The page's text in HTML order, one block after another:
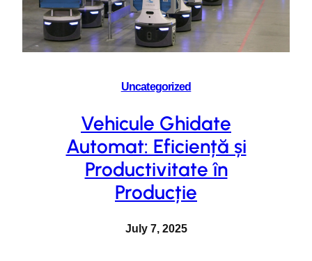
Uncategorized
Vehicule Ghidate
Automat: Eficiență și
Productivitate în
Producție
July 7, 2025